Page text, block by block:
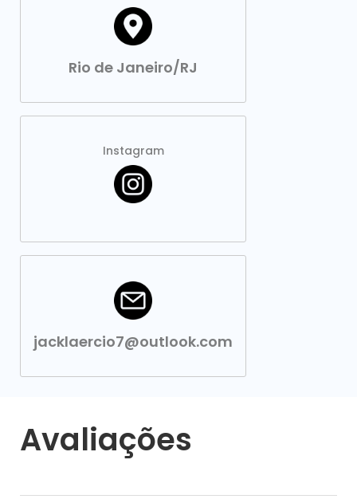
Rio de Janeiro/RJ
Instagram
jacklaercio7@outlook.com
Avaliações